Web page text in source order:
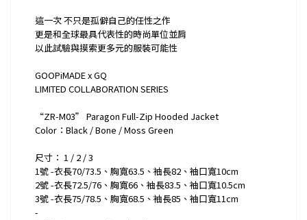
這一次 不只是孤僻自己的任性之作
更是和全球最具代表性的時尚單位並肩
以此試驗與摸索更多元的服裝可能性
GOOPiMADE x GQ
LIMITED COLLABORATION SERIES
“ZR-M03” Paragon Full-Zip Hooded Jacket
Color：Black / Bone / Moss Green
尺寸： 1 / 2 / 3
1號 -衣長70/73.5、胸寬63.5、袖長82、袖口寬10cm
2號 -衣長72.5/76、胸寬66、袖長83.5、袖口寬10.5cm
3號 -衣長75/78.5、胸寬68.5、袖長85、袖口寬11cm
-